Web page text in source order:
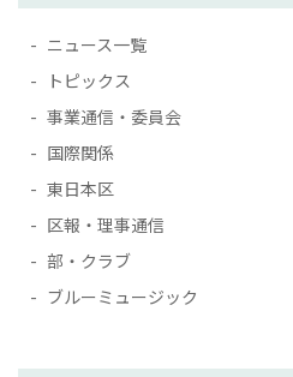
ニュース一覧
トピックス
事業通信・委員会
国際関係
東日本区
区報・理事通信
部・クラブ
ブルーミュージック